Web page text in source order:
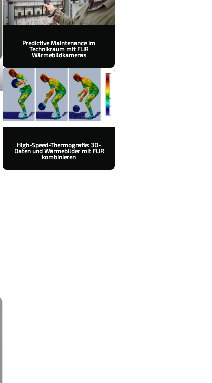
Predictive Maintenance im
Technikraum mit FLIR
Wärmebildkameras
High-Speed-Thermografie: 3D-
Daten und Wärmebilder mit FLIR
kombinieren